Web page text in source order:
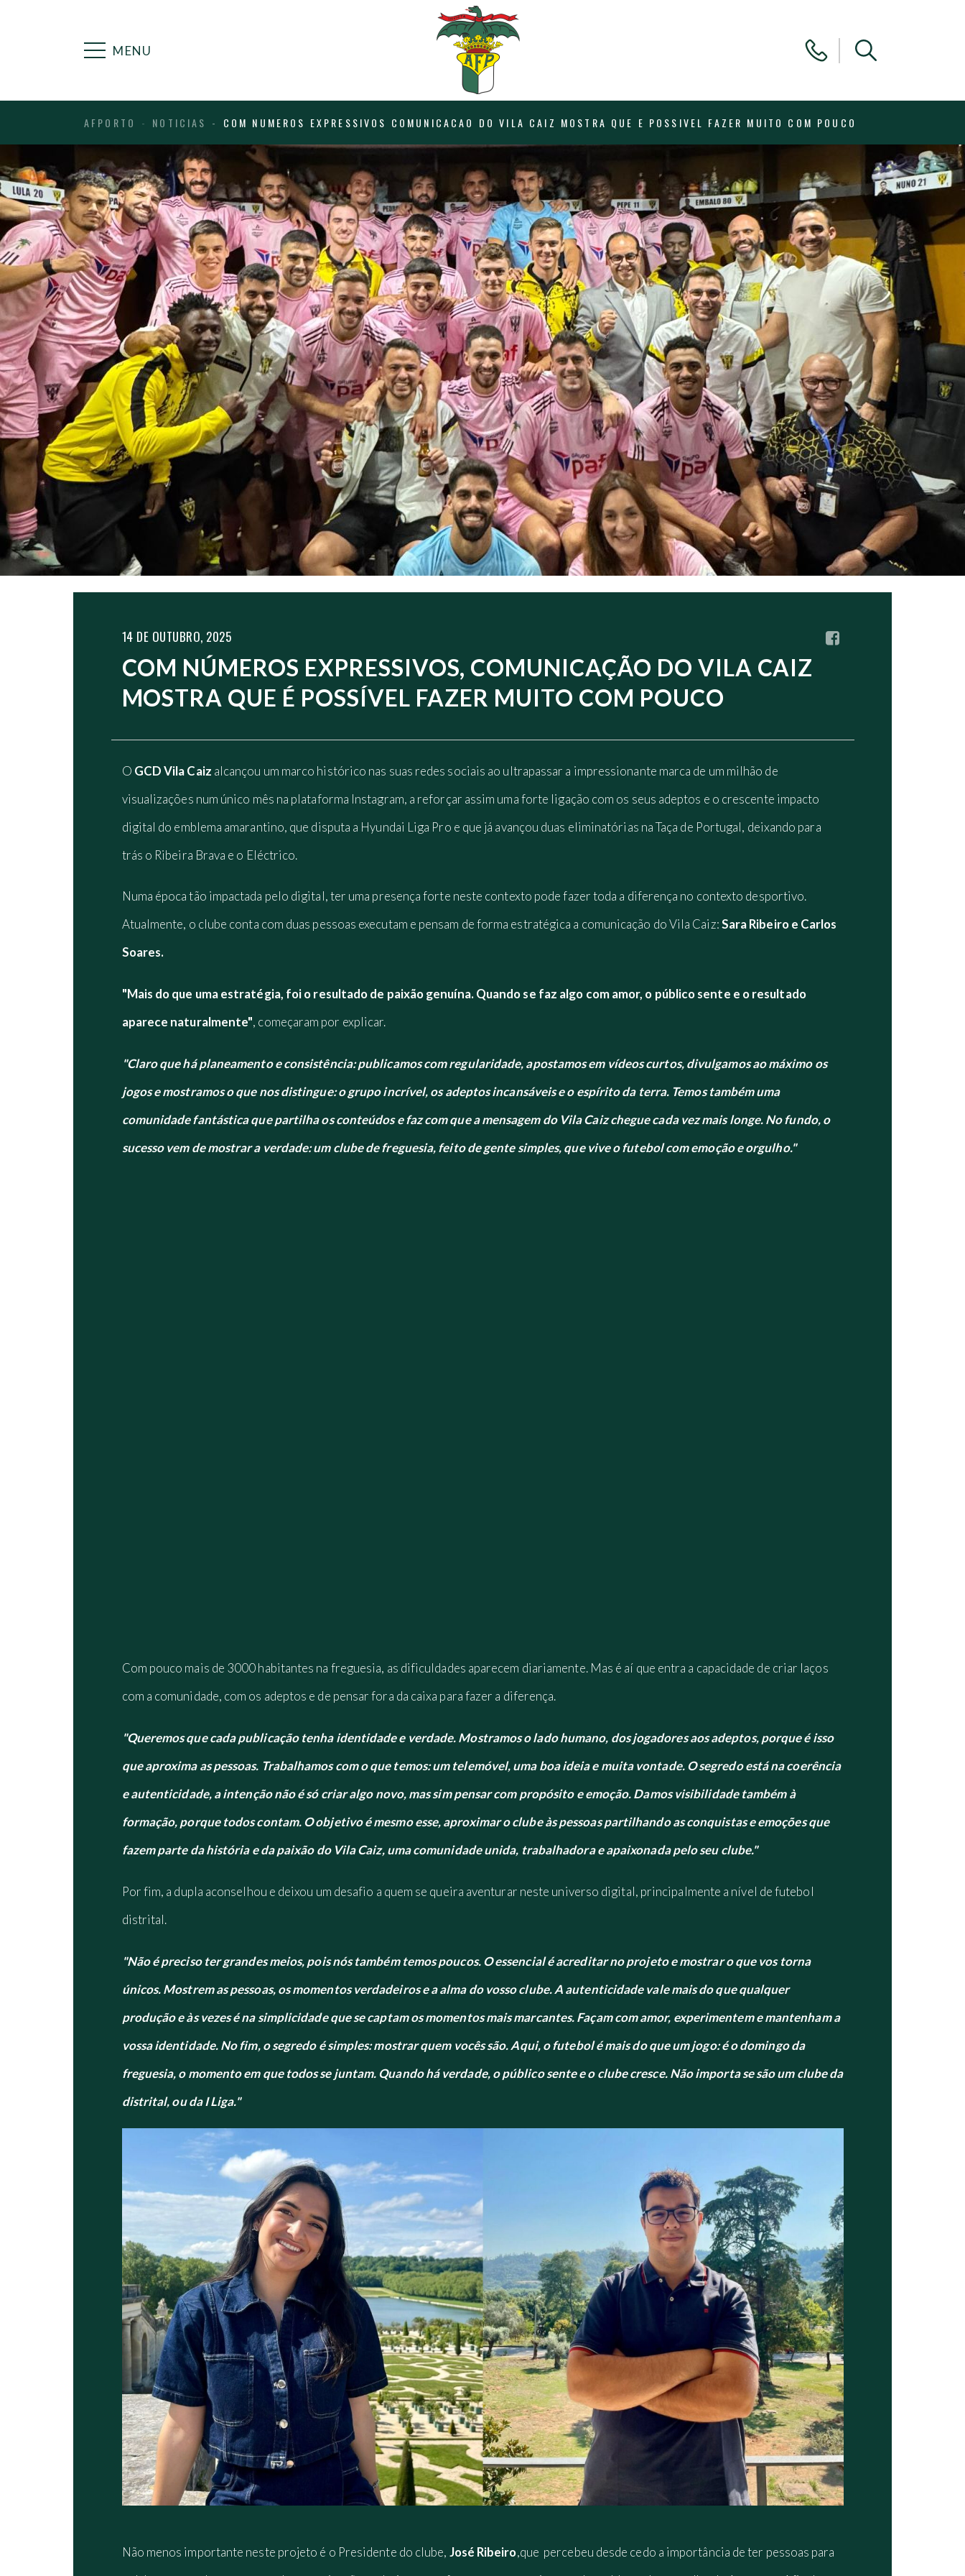
MENU
AFPORTO NOTICIAS COM NUMEROS EXPRESSIVOS COMUNICACAO DO VILA CAIZ MOSTRA QUE E POSSIVEL FAZER MUITO COM POUCO
14 DE OUTUBRO, 2025
COM NÚMEROS EXPRESSIVOS, COMUNICAÇÃO DO VILA CAIZ
MOSTRA QUE É POSSÍVEL FAZER MUITO COM POUCO
O GCD Vila Caiz alcançou um marco histórico nas suas redes sociais ao ultrapassar a impressionante marca de um milhão de
visualizações num único mês na plataforma Instagram, a reforçar assim uma forte ligação com os seus adeptos e o crescente impacto
digital do emblema amarantino, que disputa a Hyundai Liga Pro e que já avançou duas eliminatórias na Taça de Portugal, deixando para
trás o Ribeira Brava e o Eléctrico.
Numa época tão impactada pelo digital, ter uma presença forte neste contexto pode fazer toda a diferença no contexto desportivo.
Atualmente, o clube conta com duas pessoas executam e pensam de forma estratégica a comunicação do Vila Caiz:Sara Ribeiro e Carlos
Soares.
"Mais do que uma estratégia, foi o resultado de paixão genuína. Quando se faz algo com amor, o público sente e o resultado
aparece naturalmente", começaram por explicar.
"Claro que há planeamento e consistência: publicamos com regularidade, apostamos em vídeos curtos, divulgamos ao máximo os
jogos e mostramos o que nos distingue: o grupo incrível, os adeptos incansáveis e o espírito da terra. Temos também uma
comunidade fantástica que partilha os conteúdos e faz com que a mensagem do Vila Caiz chegue cada vez mais longe. No fundo, o
sucesso vem de mostrar a verdade: um clube de freguesia, feito de gente simples, que vive o futebol com emoção e orgulho."
Com pouco mais de 3000 habitantes na freguesia, as dificuldades aparecem diariamente. Mas é aí que entra a capacidade de criar laços
com a comunidade, com os adeptos e de pensar fora da caixa para fazer a diferença.
"Queremos que cada publicação tenha identidade e verdade. Mostramos o lado humano, dos jogadores aos adeptos, porque é isso
que aproxima as pessoas. Trabalhamos com o que temos: um telemóvel, uma boa ideia e muita vontade. O segredo está na coerência
e autenticidade, a intenção não é só criar algo novo, mas sim pensar com propósito e emoção. Damos visibilidade também à
formação, porque todos contam. O objetivo é mesmo esse, aproximar o clube às pessoas partilhando as conquistas e emoções que
fazem parte da história e da paixão do Vila Caiz, uma comunidade unida, trabalhadora e apaixonada pelo seu clube."
Por fim, a dupla aconselhou e deixou um desafio a quem se queira aventurar neste universo digital, principalmente a nível de futebol
distrital.
"Não é preciso ter grandes meios, pois nós também temos poucos. O essencial é acreditar no projeto e mostrar o que vos torna
únicos. Mostrem as pessoas, os momentos verdadeiros e a alma do vosso clube. A autenticidade vale mais do que qualquer
produção e às vezes é na simplicidade que se captam os momentos mais marcantes. Façam com amor, experimentem e mantenham a
vossa identidade. No fim, o segredo é simples: mostrar quem vocês são. Aqui, o futebol é mais do que um jogo: é o domingo da
freguesia, o momento em que todos se juntam. Quando há verdade, o público sente e o clube cresce. Não importa se são um clube da
distrital, ou da I Liga."
Não menos importante neste projeto é o Presidente do clube, José Ribeiro,que percebeu desde cedo a importância de ter pessoas para